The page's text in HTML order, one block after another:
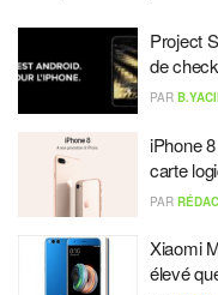
Project
de
PAR
iPhone
carte
PAR
Xiaomi
élevé